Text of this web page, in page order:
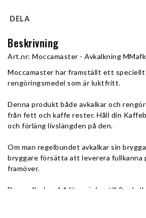
DELA
Beskrivning
Art.nr: Moccamaster - Avkalkning
Moccamaster har framställt ett speciellt
rengöringsmedel som är luktfritt.
Denna produkt både avkalkar och
från fett och kaffe rester. Håll din
och förläng livslängden på den.
Om man regelbundet avkalkar sin
bryggare försätta att leverera fullkanna
framöver.
Denna flaska på 1 liter räcker till 3